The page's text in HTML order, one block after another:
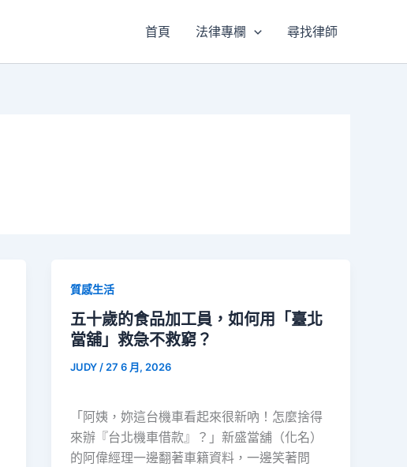
首頁 法律專欄 尋找律師
質感生活
五十歲的食品加工員，如何用「臺北
當舖」救急不救窮？
JUDY / 27 6 月, 2026
「阿姨，妳這台機車看起來很新吶！怎麼捨得
來辦『台北機車借款』？」新盛當舖（化名）
的阿偉經理一邊翻著車籍資料，一邊笑著問